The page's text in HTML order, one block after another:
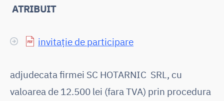
ATRIBUIT
invitație de participare
adjudecata firmei SC HOTARNIC SRL, cu
valoarea de 12.500 lei (fara TVA) prin procedura